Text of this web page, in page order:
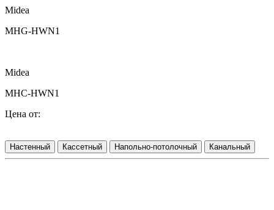
Midea
MHG-HWN1
Midea
MHC-HWN1
Цена от:
Настенный Кассетный Напольно-потолочный Канальный